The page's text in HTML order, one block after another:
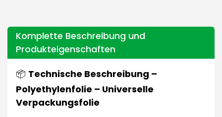
Komplette Beschreibung und
Produkteigenschaften
📦 Technische Beschreibung –
Polyethylenfolie – Universelle
Verpackungsfolie